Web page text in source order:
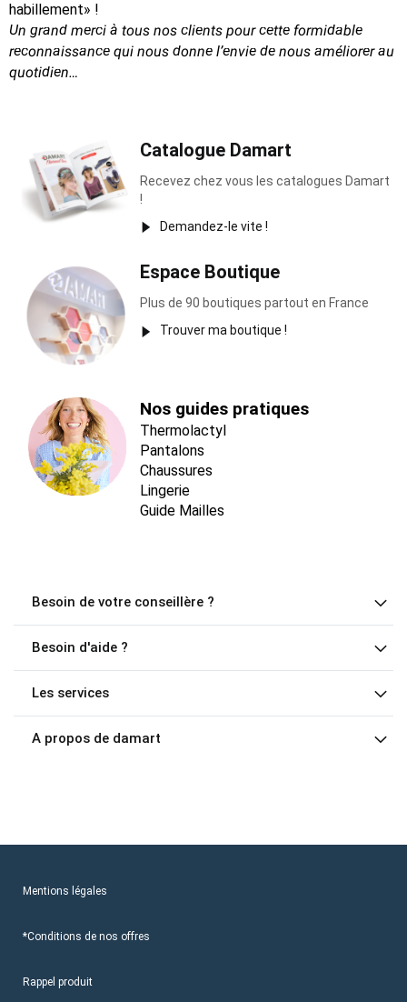
habillement» !
Un grand merci à tous nos clients pour cette formidable
reconnaissancequi nous donne l’envie de nous améliorer au
quotidien…
Catalogue Damart
Recevez chez vous les catalogues Damart
!
Demandez-le vite !
Espace Boutique
Plus de 90 boutiques partout en France
Trouver ma boutique !
Nos guides pratiques
Thermolactyl
Pantalons
Chaussures
Lingerie
Guide Mailles
Besoin de votre conseillère ?
Besoin d'aide ?
Les services
A propos de damart
Mentions légales
*Conditions de nos offres
Rappel produit